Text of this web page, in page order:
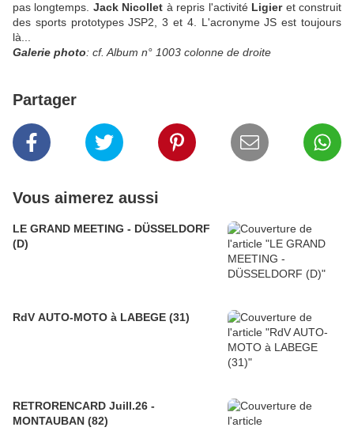
pas longtemps. Jack Nicollet à repris l'activité Ligieret construit
des sports prototypes JSP2, 3 et 4. L'acronyme JS est toujours
là...
Galerie photo: cf. Album n° 1003 colonne de droite
Partager
Vous aimerez aussi
LE GRAND MEETING - DÜSSELDORF
(D)
RdV AUTO-MOTO à LABEGE (31)
RETRORENCARD Juill.26 -
MONTAUBAN (82)